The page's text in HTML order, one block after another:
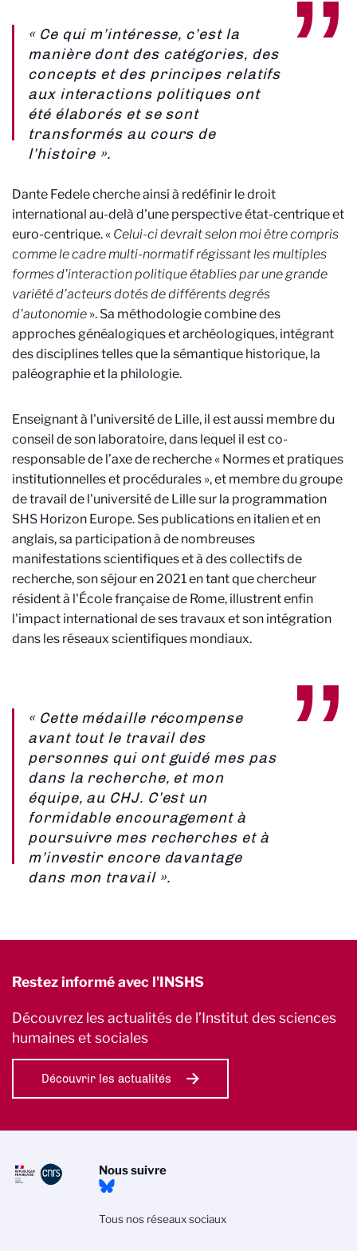
« Ce qui m’intéresse, c’est la
manière dont des catégories, des
concepts et des principes relatifs
aux interactions politiques ont
été élaborés et se sont
transformés au cours de
l’histoire ».
Dante Fedele cherche ainsi à redéfinir le droit
international au-delà d'une perspective état-centrique et
euro-centrique. « Celui-ci devrait selon moi être compris
comme le cadre multi-normatif régissant les multiples
formes d'interaction politique établies par une grande
variété d'acteurs dotés de différents degrés
d'autonomie ». Sa méthodologie combine des
approches généalogiques et archéologiques, intégrant
des disciplines telles que la sémantique historique, la
paléographie et la philologie.
Enseignant à l'université de Lille, il est aussi membre du
conseil de son laboratoire, dans lequel il est co-
responsable de l’axe de recherche « Normes et pratiques
institutionnelles et procédurales », et membre du groupe
de travail de l'université de Lille sur la programmation
SHS Horizon Europe. Ses publications en italien et en
anglais, sa participation à de nombreuses
manifestations scientifiques et à des collectifs de
recherche,son séjour en 2021 en tant que chercheur
résident à l'École française de Rome, illustrent enfin
l'impact international de ses travaux et son intégration
dans les réseaux scientifiques mondiaux.
« Cette médaille récompense
avant tout le travail des
personnes qui ont guidé mes pas
dans la recherche, et mon
équipe, au CHJ. C’est un
formidable encouragement à
poursuivre mes recherches et à
m’investir encore davantage
dans mon travail ».
Restez informé avec l'INSHS
Découvrez les actualités de l’Institut des sciences
humaines et sociales
Découvrir les actualités
Nous suivre
Tous nos réseaux sociaux